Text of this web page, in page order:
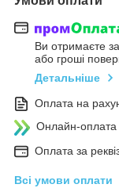
Ви отримаєте
або гроші
Детальніше
Оплата на
Онлайн-оплата
Оплата за
Всі умови оплати